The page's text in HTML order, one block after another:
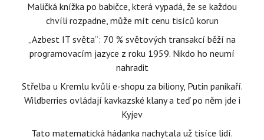
Maličká knížka po babičce, která vypadá, že se každou
chvíli rozpadne, může mít cenu tisíců korun
„Azbest IT světa“: 70 % světových transakcí běží na
programovacím jazyce z roku 1959. Nikdo ho neumí
nahradit
Střelba u Kremlu kvůli e-shopu za biliony, Putin panikaří.
Wildberries ovládají kavkazské klany a teď po něm jde i
Kyjev
Tato matematická hádanka nachytala už tisíce lidí.